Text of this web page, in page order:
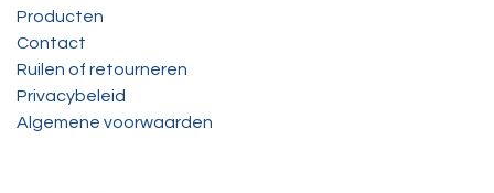
Producten
Contact
Ruilen of retourneren
Privacybeleid
Algemene voorwaarden